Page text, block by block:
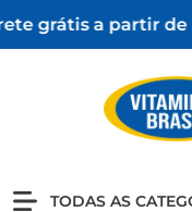
grátis a partir de
TODAS AS